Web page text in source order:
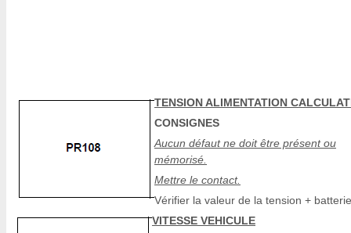
TENSION ALIMENTATION
CONSIGNES
Aucun défaut ne doit être présent ou
mémorisé.
Mettre le contact.
Vérifier la valeur de la tension +
VITESSE VEHICULE